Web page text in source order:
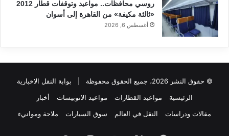
روسي محافظات.. مواعيد وتوقفات قطار 2012
«ثالثة مكيفة» من القاهرة إلى أسوان
أغسطس 6, 2026
© حقوق النشر 2026، جميع الحقوق محفوظة |
بوابة النقل الاخبارية
الرئيسية
مواعيد القطارات مواعيد الاتوبيسات
أخبار
مقالات ودراسات
النقل في العالم سوق السيارات ملاحة وموانيء